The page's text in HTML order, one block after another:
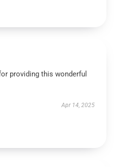
providing this wonderful
Apr 14, 2025